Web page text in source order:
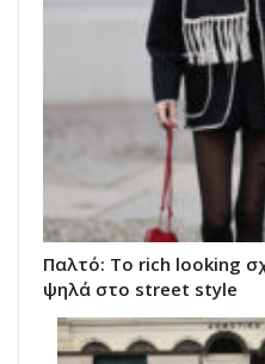
Παλτό: Το rich looking
ψηλά στο street style